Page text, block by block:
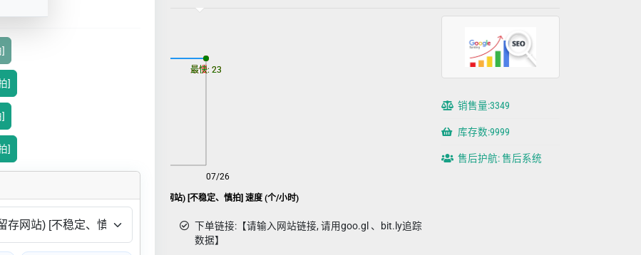
]
]
Google SEO 访问量(20s 留存网站) [不稳定、慎拍] 速度 (个/小时)
07/26
08/08
最慢: 23
最快: 23
下单链接:【请输入网站链接, 请用goo.gl 、bit.ly追踪
数据】
销售量:3349
库存数:9999
售后护航: 售后系统